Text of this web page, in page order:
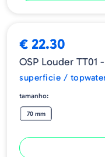
€ 22.30
OSP Louder TT01
superficie /
tamanho:
70 mm